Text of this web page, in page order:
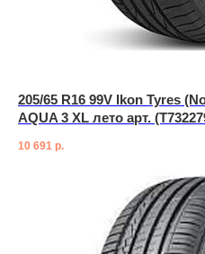
205/65 R16 99V Ikon Tyres
AQUA 3 XL лето арт.
10 691 р.